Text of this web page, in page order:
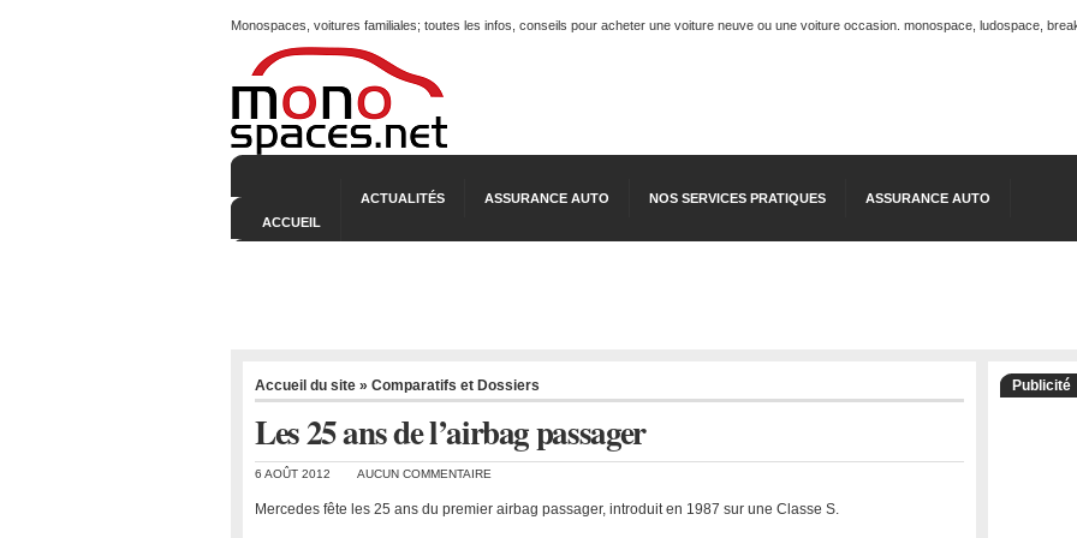
Monospaces, voitures familiales; toutes les infos, conseils pour acheter une voiture neuve ou une voiture occasion. monospace, ludospace,
ACCUEIL
ACTUALITÉS ASSURANCE AUTO NOS SERVICES PRATIQUES ASSURANCE AUTO
Accueil du site » Comparatifs et Dossiers
Les 25 ans de l’airbag passager
6 AOÛT 2012 AUCUN COMMENTAIRE
Mercedes fête les 25 ans du premier airbag passager, introduit en 1987 sur une Classe S.
Publicité